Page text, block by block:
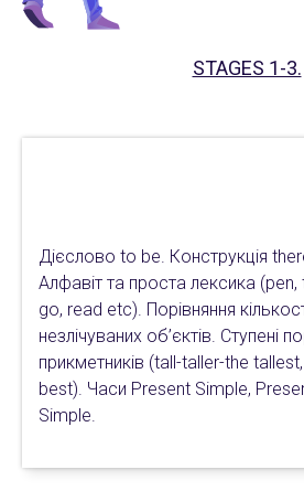
STAGES 1-3.
Дієслово to be. Конструкція
Алфавіт та проста лексика
go, read etc). Порівняння
незлічуваних об’єктів. Ступені
прикметників (tall-taller-the
best). Часи Present Simple,
Simple.